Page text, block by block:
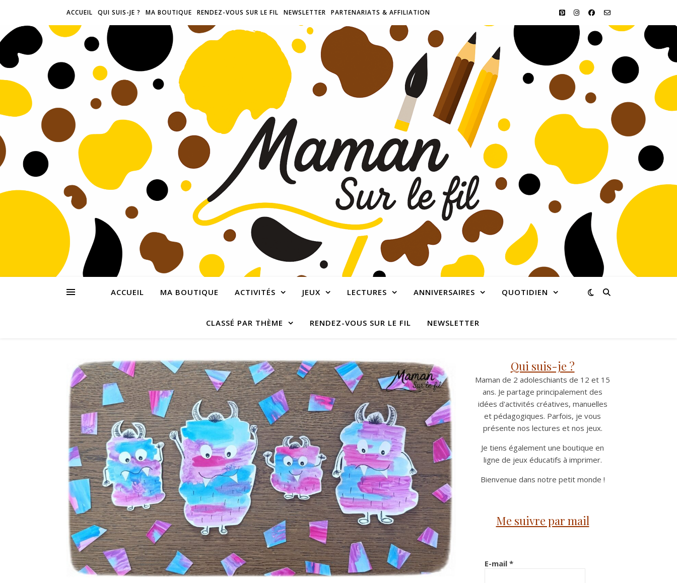
ACCUEIL QUI SUIS-JE ? MA BOUTIQUE RENDEZ-VOUS SUR LE FIL NEWSLETTER PARTENARIATS & AFFILIATION
ACCUEIL MA BOUTIQUE ACTIVITÉS JEUX LECTURES ANNIVERSAIRES QUOTIDIEN
CLASSÉ PAR THÈME RENDEZ-VOUS SUR LE FIL NEWSLETTER
Qui suis-je ?
Maman de 2 adoleschiants de 12 et 15
ans. Je partage principalement des
idées d'activités créatives, manuelles
et pédagogiques. Parfois, je vous
présente nos lectures et nos jeux.
Je tiens également une boutique en
ligne de jeux éducatifs à imprimer.
Bienvenue dans notre petit monde !
Me suivre par mail
E-mail *